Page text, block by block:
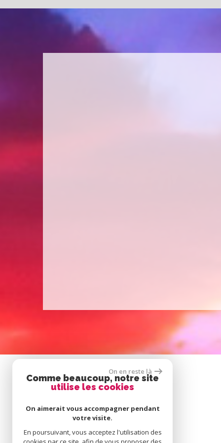
On en reste là
Comme beaucoup, notre site
utilise les cookies
On aimerait vous accompagner pendant
votre visite.
En poursuivant, vous acceptez l'utilisation des